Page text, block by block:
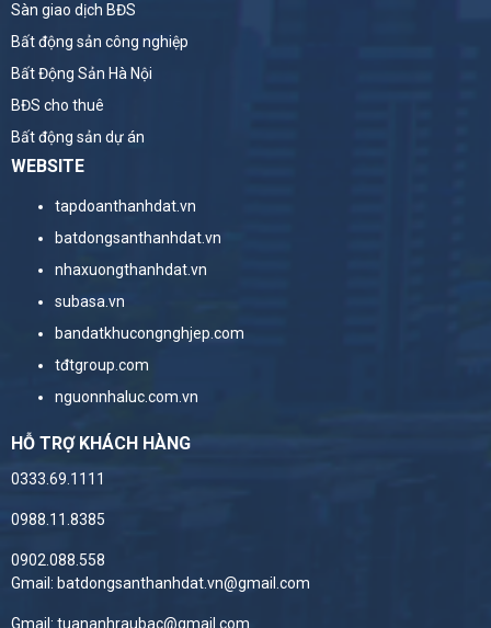
Sàn giao dịch BĐS
Bất động sản công nghiệp
Bất Động Sản Hà Nội
BĐS cho thuê
Bất động sản dự án
WEBSITE
tapdoanthanhdat.vn
batdongsanthanhdat.vn
nhaxuongthanhdat.vn
subasa.vn
bandatkhucongnghjep.com
tđtgroup.com
nguonnhaluc.com.vn
HỖ TRỢ KHÁCH HÀNG
0333.69.1111
0988.11.8385
0902.088.558
Gmail: batdongsanthanhdat.vn@gmail.com
Gmail: tuananhraubac@gmail.com